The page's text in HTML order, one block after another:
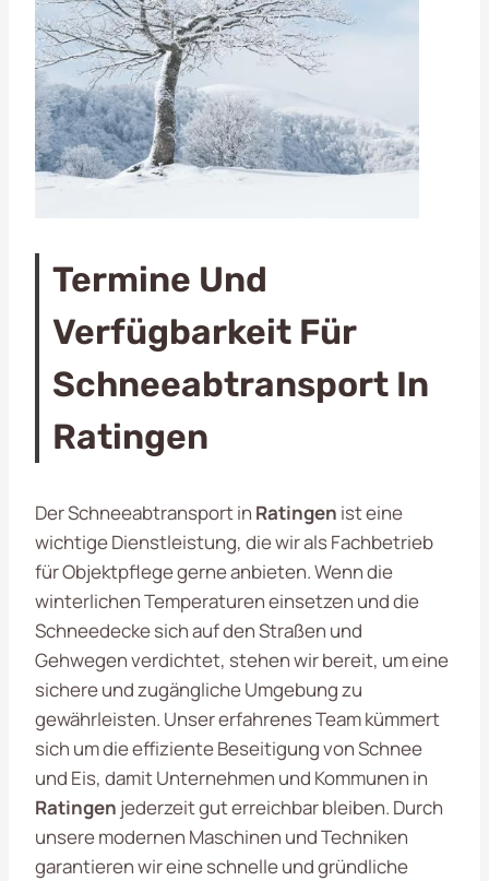
Termine Und
Verfügbarkeit Für
Schneeabtransport In
Ratingen
Der Schneeabtransport in Ratingen ist eine
wichtige Dienstleistung, die wir als Fachbetrieb
für Objektpflege gerne anbieten. Wenn die
winterlichen Temperaturen einsetzen und die
Schneedecke sich auf den Straßen und
Gehwegen verdichtet, stehen wir bereit, um eine
sichere und zugängliche Umgebung zu
gewährleisten. Unser erfahrenes Team kümmert
sich um die effiziente Beseitigung von Schnee
und Eis, damit Unternehmen und Kommunen in
Ratingen jederzeit gut erreichbar bleiben. Durch
unsere modernen Maschinen und Techniken
garantieren wir eine schnelle und gründliche